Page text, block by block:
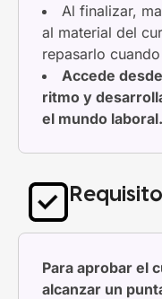
Al finalizar,
al material del
repasarlo
Accede
ritmo y
el mundo laboral.
Para aprobar el
alcanzar un